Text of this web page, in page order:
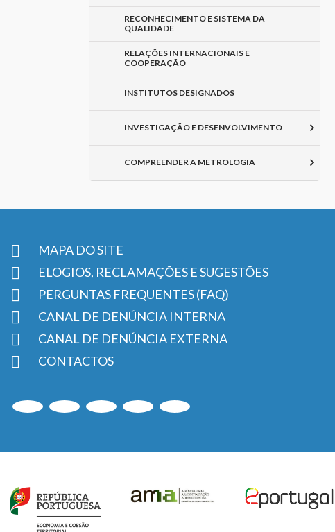
RECONHECIMENTO E SISTEMA DA
QUALIDADE
RELAÇÕES INTERNACIONAIS E
COOPERAÇÃO
INSTITUTOS DESIGNADOS
INVESTIGAÇÃO E DESENVOLVIMENTO
COMPREENDER A METROLOGIA
MAPA DO SITE
ELOGIOS, RECLAMAÇÕES E SUGESTÕES
PERGUNTAS FREQUENTES (FAQ)
CANAL DE DENÚNCIA INTERNA
CANAL DE DENÚNCIA EXTERNA
CONTACTOS